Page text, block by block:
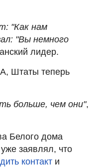
"Как нам
"Вы немного
лидер.
Штаты теперь
больше, чем они",
Белого дома
заявлял, что
контакт и